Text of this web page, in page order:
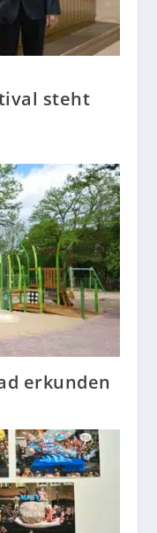
steht
erkunden